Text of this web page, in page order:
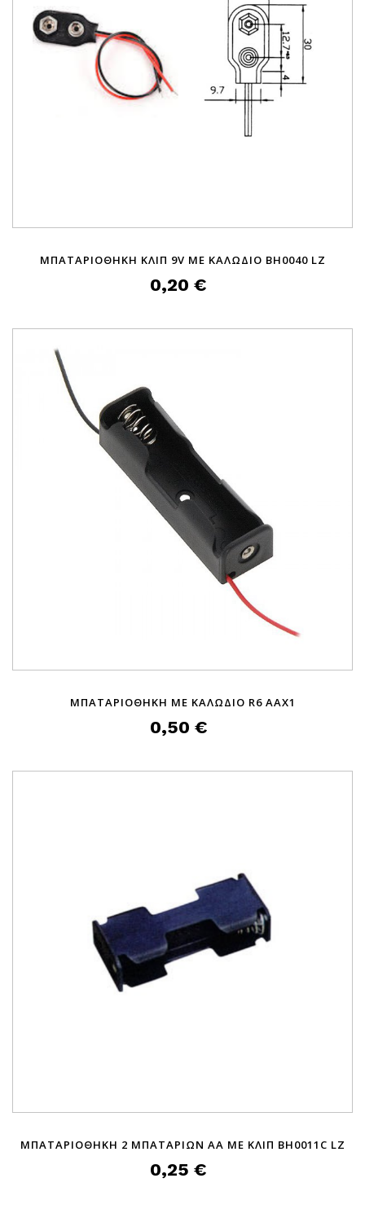
ΜΠΑΤΑΡΙΟΘΗΚΗ ΚΛΙΠ 9V ΜΕ ΚΑΛΩΔΙΟ BH0040 LZ
0,20 €
ΜΠΑΤΑΡΙΟΘΗΚΗ ΜΕ ΚΑΛΩΔΙΟ R6 AAX1
0,50 €
ΜΠΑΤΑΡΙΟΘΗΚΗ 2 ΜΠΑΤΑΡΙΩΝ ΑΑ ΜΕ ΚΛΙΠ BH0011C LZ
0,25 €